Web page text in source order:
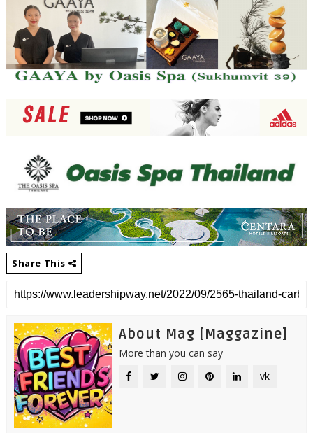
Share This
About Mag [Maggazine]
More than you can say
vk